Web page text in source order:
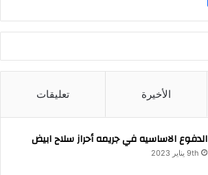
الأخيرة تعليقات
الدفوع الاساسيه في جريمه أحراز سلاح ابيض
9th يناير 2023